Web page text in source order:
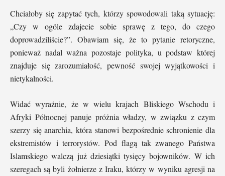
Chciałoby się zapytać tych, którzy spowodowali taką sytuację:
„Czy w ogóle zdajecie sobie sprawę z tego, do czego
doprowadziliście?”. Obawiam się, że to pytanie retoryczne,
ponieważ nadal ważna pozostaje polityka, u podstaw której
znajduje się zarozumiałość, pewność swojej wyjątkowości i
nietykalności.
Widać wyraźnie, że w wielu krajach Bliskiego Wschodu i
Afryki Północnej panuje próżnia władzy, w związku z czym
szerzy się anarchia, która stanowi bezpośrednie schronienie dla
ekstremistów i terrorystów. Pod flagą tak zwanego Państwa
Islamskiego walczą już dziesiątki tysięcy bojowników. W ich
szeregach są byli żołnierze z Iraku, którzy w wyniku agresji na